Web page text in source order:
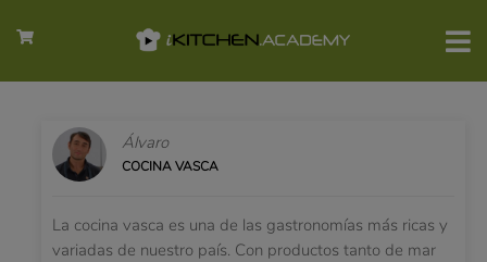
Álvaro
COCINA VASCA
La cocina vasca es una de las gastronomías más ricas y
variadas de nuestro país. Con productos tanto de mar